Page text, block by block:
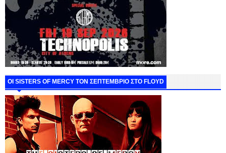
ΟΙ SISTERS OF MERCY ΤΟΝ ΣΕΠΤΕΜΒΡΙΟ ΣΤΟ FLOYD